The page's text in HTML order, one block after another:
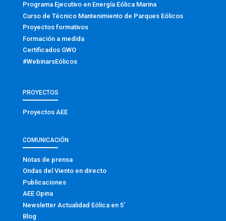
Programa Ejecutivo en Energía Eólica Marina
Curso de Técnico Mantenimiento de Parques Eólicos
Proyectos formativos
Formación a medida
Certificados GWO
#WebinarsEólicos
PROYECTOS
Proyectos AEE
COMUNICACIÓN
Notas de prensa
Ondas del Viento en directo
Publicaciones
AEE Opina
Newsletter Actualidad Eólica en 5′
Blog